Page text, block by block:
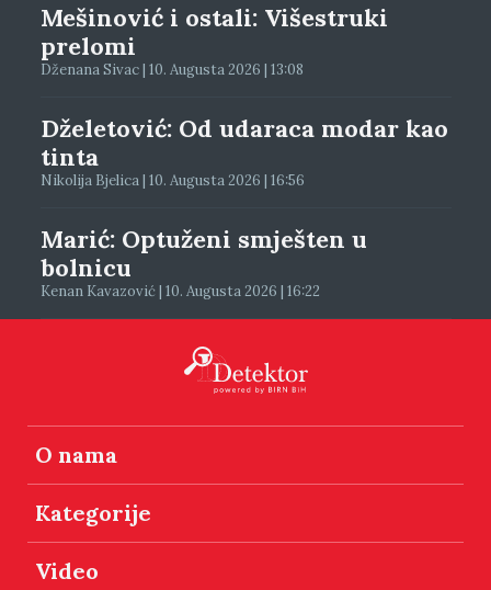
Mešinović i ostali: Višestruki
prelomi
Dženana Sivac | 10. Augusta 2026 | 13:08
Dželetović: Od udaraca modar kao
tinta
Nikolija Bjelica | 10. Augusta 2026 | 16:56
Marić: Optuženi smješten u
bolnicu
Kenan Kavazović | 10. Augusta 2026 | 16:22
O nama
Kategorije
Video